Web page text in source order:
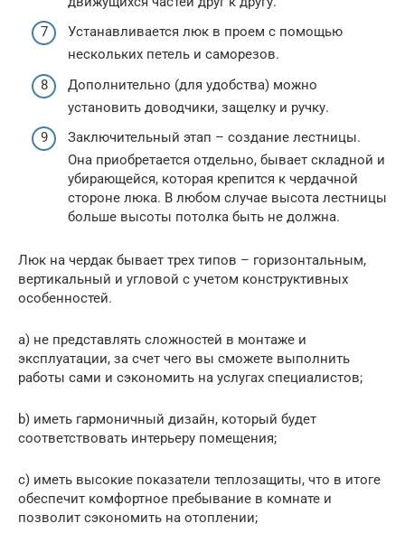
Устанавливается люк в проем с помощью
нескольких петель и саморезов.
Дополнительно (для удобства) можно
установить доводчики, защелку и ручку.
Заключительный этап – создание лестницы.
Она приобретается отдельно, бывает складной и
убирающейся, которая крепится к чердачной
стороне люка. В любом случае высота лестницы
больше высоты потолка быть не должна.
Люк на чердак бывает трех типов – горизонтальным,
вертикальный и угловой с учетом конструктивных
особенностей.
a) не представлять сложностей в монтаже и
эксплуатации, за счет чего вы сможете выполнить
работы сами и сэкономить на услугах специалистов;
b) иметь гармоничный дизайн, который будет
соответствовать интерьеру помещения;
c) иметь высокие показатели теплозащиты, что в итоге
обеспечит комфортное пребывание в комнате и
позволит сэкономить на отоплении;